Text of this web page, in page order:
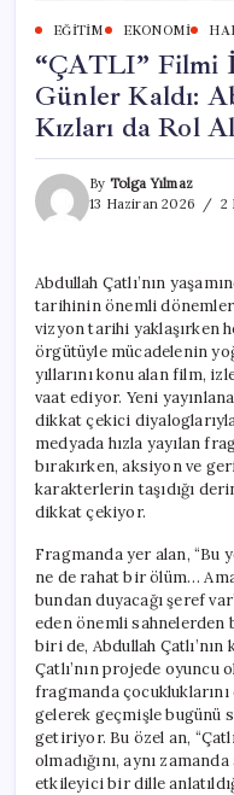
EĞITIM EKONOMI
“ÇATLI” Filmi
Günler Kaldı:
Kızları da Rol
By Tolga Yılmaz
13 Haziran 2026
2
Abdullah Çatlı’nın
tarihinin önemli
vizyon tarihi yaklaşırken
örgütüyle mücadelenin
yıllarını konu alan film,
vaat ediyor. Yeni
dikkat çekici
medyada hızla yayılan
bırakırken, aksiyon ve
karakterlerin taşıdığı
dikkat çekiyor.
Fragmanda yer alan, “Bu
ne de rahat bir ölüm…
bundan duyacağı şeref
eden önemli
biri de, Abdullah Çatlı’nın
Çatlı’nın projede oyuncu
fragmanda
gelerek geçmişle bugünü
getiriyor. Bu özel an,
olmadığını, aynı
etkileyici bir dille